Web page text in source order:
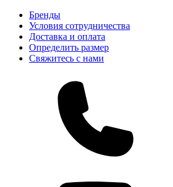
Бренды
Условия сотрудничества
Доставка и оплата
Определить размер
Свяжитесь с нами